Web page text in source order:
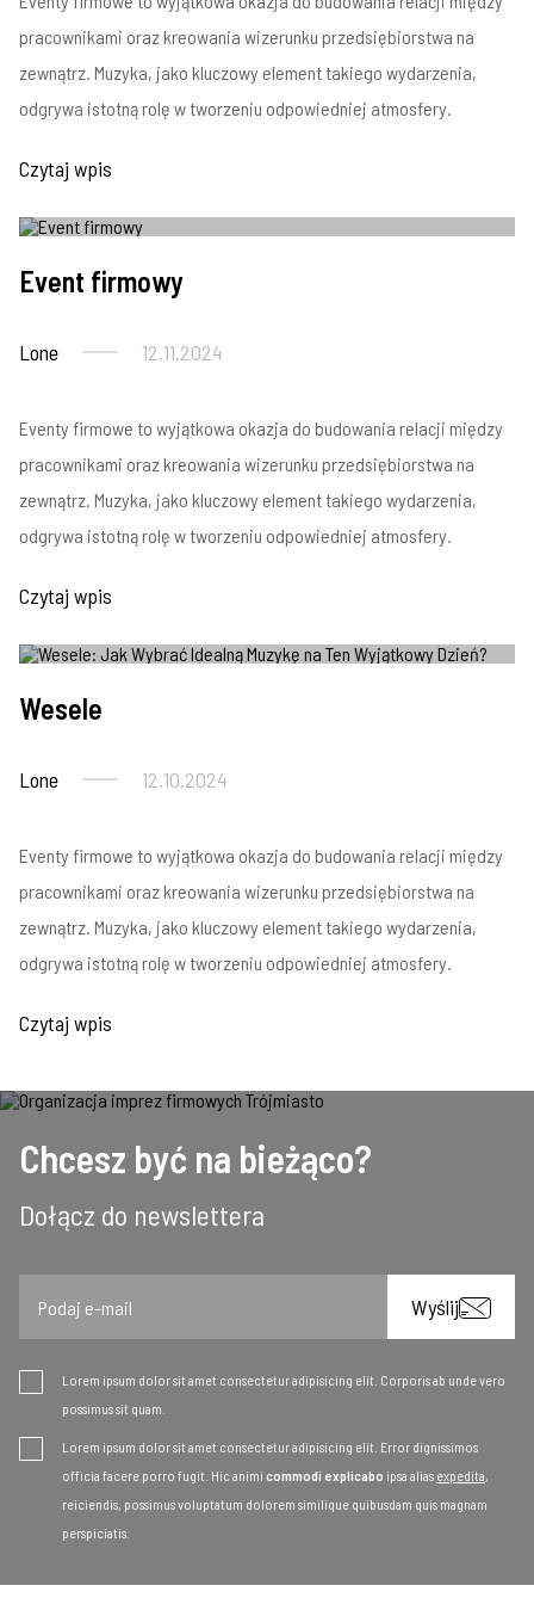
pracownikami oraz kreowania wizerunku przedsiębiorstwa na
zewnątrz. Muzyka, jako kluczowy element takiego wydarzenia,
odgrywa istotną rolę w tworzeniu odpowiedniej atmosfery.
Czytaj wpis
Imprezy firmowe
Event firmowy
Lone 12.11.2024
Eventy firmowe to wyjątkowa okazja do budowania relacji między
pracownikami oraz kreowania wizerunku przedsiębiorstwa na
zewnątrz. Muzyka, jako kluczowy element takiego wydarzenia,
odgrywa istotną rolę w tworzeniu odpowiedniej atmosfery.
Czytaj wpis
Wesela
Wesele
Lone 12.10.2024
Eventy firmowe to wyjątkowa okazja do budowania relacji między
pracownikami oraz kreowania wizerunku przedsiębiorstwa na
zewnątrz. Muzyka, jako kluczowy element takiego wydarzenia,
odgrywa istotną rolę w tworzeniu odpowiedniej atmosfery.
Czytaj wpis
Chcesz być na bieżąco?
Dołącz do newslettera
Email
Wyślij
Lorem ipsum dolor sit amet consectetur adipisicing elit. Corporis ab unde vero
possimus sit quam.
Lorem ipsum dolor sit amet consectetur adipisicing elit. Error dignissimos
officia facere porro fugit. Hic animi commodi explicabo ipsa alias expedita,
reiciendis, possimus voluptatum dolorem similique quibusdam quis magnam
perspiciatis.